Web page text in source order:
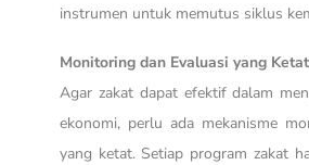
instrumen untuk memutus siklus
Monitoring dan Evaluasi yang Ketat
Agar zakat dapat efektif dalam
ekonomi, perlu ada mekanisme
yang ketat. Setiap program zakat